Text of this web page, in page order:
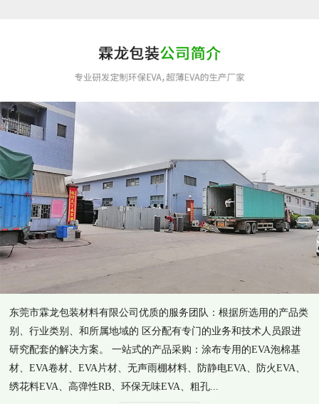
东莞市霖龙包装材料有限公司优质的服务团队：根据所选用的产品类
别、行业类别、和所属地域的 区分配有专门的业务和技术人员跟进
研究配套的解决方案。 一站式的产品采购：涂布专用的EVA泡棉基
材、EVA卷材、EVA片材、无声雨棚材料、防静电EVA、防火EVA、
绣花料EVA、高弹性RB、环保无味EVA、粗孔...